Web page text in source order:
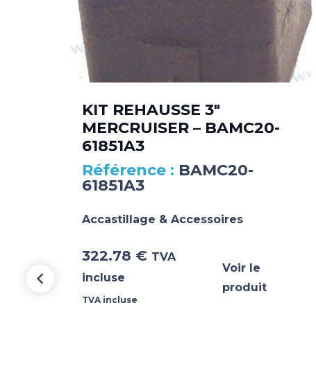
KIT REHAUSSE 3″
MERCRUISER – BAMC20-
61851A3
BAMC20-
61851A3
Accastillage & Accessoires
322.78 € TVA
incluse
TVA incluse
Voir le
produit